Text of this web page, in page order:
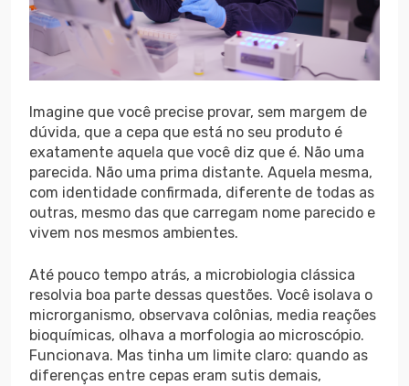
Imagine que você precise provar, sem margem de
dúvida, que a cepa que está no seu produto é
exatamente aquela que você diz que é. Não uma
parecida. Não uma prima distante. Aquela mesma,
com identidade confirmada, diferente de todas as
outras, mesmo das que carregam nome parecido e
vivem nos mesmos ambientes.
Até pouco tempo atrás, a microbiologia clássica
resolvia boa parte dessas questões. Você isolava o
microrganismo, observava colônias, media reações
bioquímicas, olhava a morfologia ao microscópio.
Funcionava. Mas tinha um limite claro: quando as
diferenças entre cepas eram sutis demais,